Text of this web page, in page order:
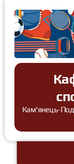
Кам'янець-